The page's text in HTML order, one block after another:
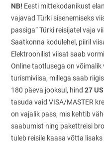
NB! Eesti mittekodanikust
vajavad Türki sisenemiseks
passiga“ Türki reisijatel vaja
Saatkonna kodulehel, piiril
Elektroonilist viisat saab
Online taotlusega on
turismiviisa, millega saab
180 päeva jooksul, hind27
tasuda vaid VISA/MASTER
on vajalik pass, mis kehtib
saabumist ning pakettreisi
tuleb reisile kaasa võtta